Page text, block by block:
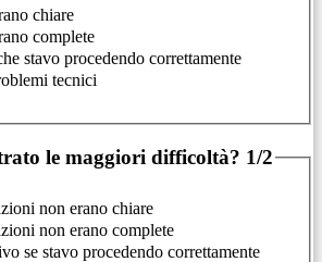
chiare
complete
stavo procedendo correttamente
tecnici
le maggiori difficoltà? 1/2
non erano chiare
non erano complete
se stavo procedendo correttamente